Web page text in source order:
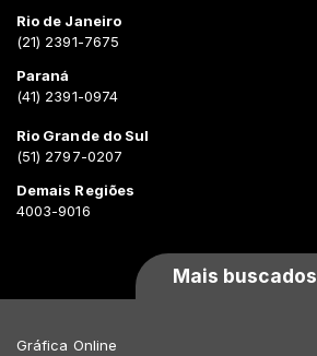
Rio de Janeiro
(21) 2391-7675
Paraná
(41) 2391-0974
Rio Grande do Sul
(51) 2797-0207
Demais Regiões
4003-9016
Mais buscados
Gráfica Online